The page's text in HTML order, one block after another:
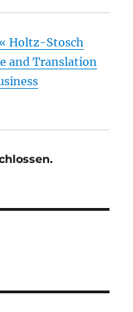
Holtz-Stosch
and Translation